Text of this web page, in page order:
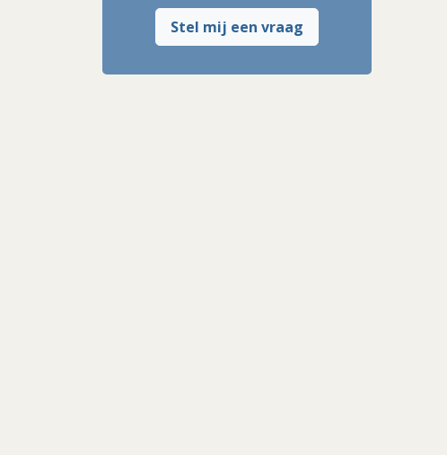
Stel mij een vraag